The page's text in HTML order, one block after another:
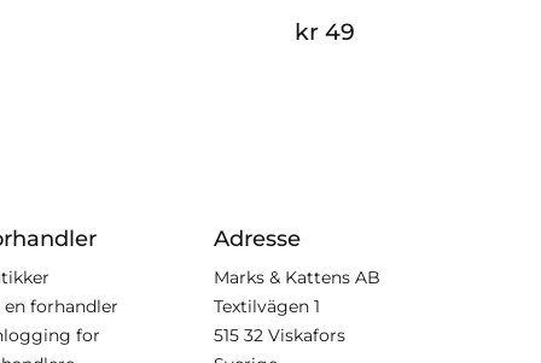
kr 49
en forhandler
for
Adresse
Marks & Kattens AB
Textilvägen 1
515 32 Viskafors